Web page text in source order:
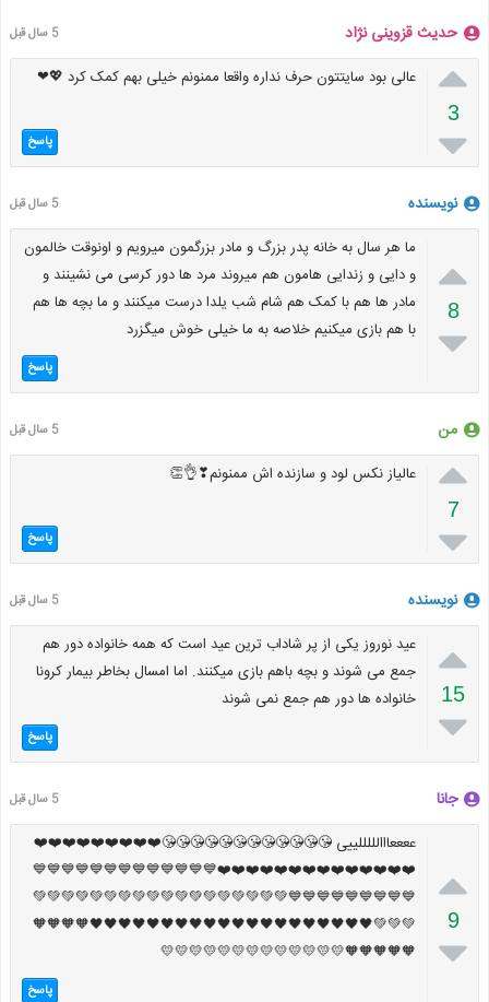
حدیث قزوینی نژاد 5 سال قبل

3

عالی بود سایتتون حرف نداره واقعا ممنونم خیلی بهم کمک کرد 💖❤
پاسخ
نویسنده 5 سال قبل

8

ما هر سال به خانه پدر بزرگ و مادر بزرگمون میرویم و اونوقت خالمون
و دایی و زندایی هامون هم میروند مرد ها دور کرسی می نشینند و
مادر ها هم با کمک هم شام شب یلدا درست میکنند و ما بچه ها هم
با هم بازی میکنیم خلاصه به ما خیلی خوش میگزرد
پاسخ
من 5 سال قبل

7

عالیاز نکس لود و سازنده اش ممنونم❣👌👏
پاسخ
نویسنده 5 سال قبل

15

عید نوروز یکی از پر شاداب ترین عید است که همه خانواده دور هم
جمع می شوند و بچه باهم بازی میکنند. اما امسال بخاطر بیمار کرونا
خانواده ها دور هم جمع نمی شوند
پاسخ
جانا 5 سال قبل

9

ععععااالللللییی 😘😘😘😘😘😘😘😘😘😘😘😘❤️❤️❤️❤️❤️❤️❤️❤️❤️
❤️❤️❤️❤️❤️❤️❤️❤️❤️❤️❤️❤️❤️❤️💙💙💙💙💙💙💙💙💙💙💙💙💙
💙💙💙💙💙💙💙💙💙💚💚💚💚💚💚💚💚💚💚💚💚💚💚💚💚💚💚
💚💚💚🖤🖤🖤🖤🖤🖤🖤🖤🖤🖤🖤🖤🖤🖤🖤🖤🖤🖤🖤🖤🧡🧡🧡🧡
🧡🧡🧡🧡🧡💛💛💛💛💛💛💛💛💛💛💛💛💛
پاسخ